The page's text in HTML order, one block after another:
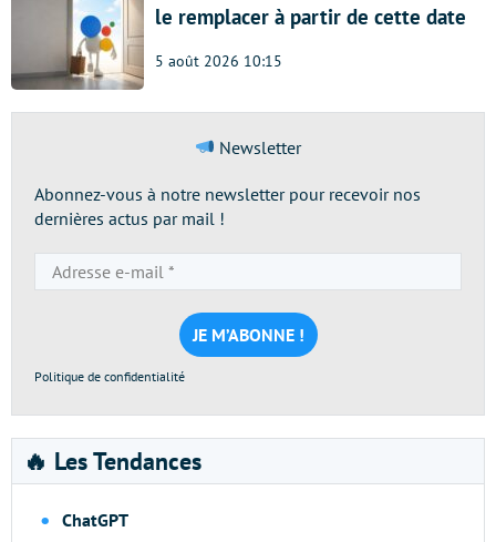
le remplacer à partir de cette date
5 août 2026 10:15
Newsletter
Abonnez-vous à notre newsletter pour recevoir nos
dernières actus par mail !
e-
mail
*
Politique de confidentialité
🔥 Les Tendances
ChatGPT